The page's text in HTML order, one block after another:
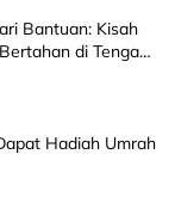
Bantuan: Kisah
di Tengah
Hadiah Umrah